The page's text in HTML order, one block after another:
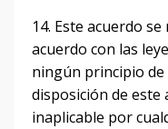
14. Este acuerdo
acuerdo con las
ningún principio de
disposición de este
inaplicable por